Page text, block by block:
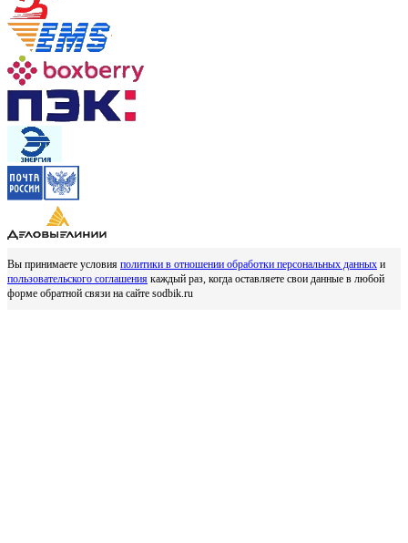
Вы принимаете условия политики в отношении обработки персональных данных и
пользовательского соглашения каждый раз, когда оставляете свои данные в любой
форме обратной связи на сайте sodbik.ru